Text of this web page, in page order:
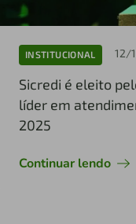
INSTITUCIONAL 12/
Sicredi é eleito
líder em
2025
Continuar lendo